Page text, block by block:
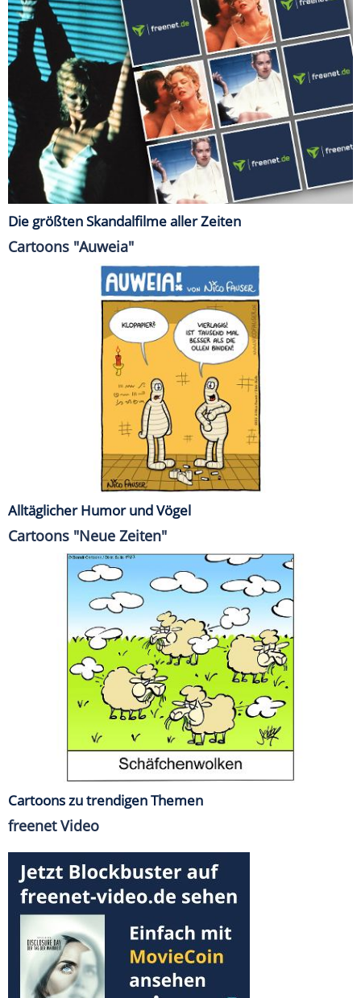
Die größten Skandalfilme aller Zeiten
Cartoons "Auweia"
Alltäglicher Humor und Vögel
Cartoons "Neue Zeiten"
Cartoons zu trendigen Themen
freenet Video